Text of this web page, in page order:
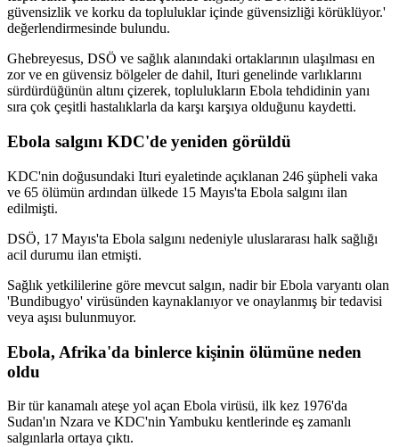
güvensizlik ve korku da topluluklar içinde güvensizliği körüklüyor.'
değerlendirmesinde bulundu.
Ghebreyesus, DSÖ ve sağlık alanındaki ortaklarının ulaşılması en
zor ve en güvensiz bölgeler de dahil, Ituri genelinde varlıklarını
sürdürdüğünün altını çizerek, toplulukların Ebola tehdidinin yanı
sıra çok çeşitli hastalıklarla da karşı karşıya olduğunu kaydetti.
Ebola salgını KDC'de yeniden görüldü
KDC'nin doğusundaki Ituri eyaletinde açıklanan 246 şüpheli vaka
ve 65 ölümün ardından ülkede 15 Mayıs'ta Ebola salgını ilan
edilmişti.
DSÖ, 17 Mayıs'ta Ebola salgını nedeniyle uluslararası halk sağlığı
acil durumu ilan etmişti.
Sağlık yetkililerine göre mevcut salgın, nadir bir Ebola varyantı olan
'Bundibugyo' virüsünden kaynaklanıyor ve onaylanmış bir tedavisi
veya aşısı bulunmuyor.
Ebola, Afrika'da binlerce kişinin ölümüne neden
oldu
Bir tür kanamalı ateşe yol açan Ebola virüsü, ilk kez 1976'da
Sudan'ın Nzara ve KDC'nin Yambuku kentlerinde eş zamanlı
salgınlarla ortaya çıktı.